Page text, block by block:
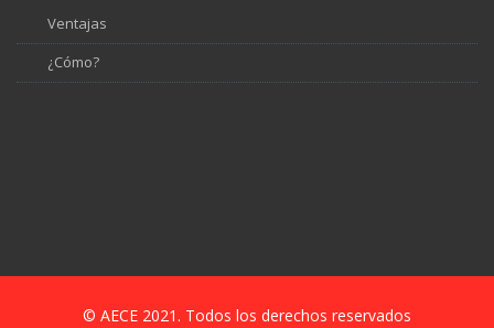
Ventajas
¿Cómo?
© AECE 2021. Todos los derechos reservados